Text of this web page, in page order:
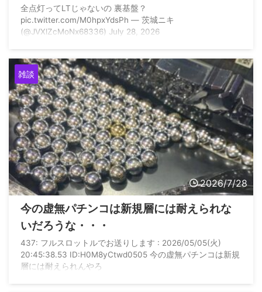
ッコまれる
全点灯ってLTじゃないの 裏基盤？
pic.twitter.com/M0hpxYdsPh — 茨城ニキ
(@JVXlZcMoNx68336) July 28, 2026
雑談
2026/7/28
今の虚無パチンコは新規層には耐えられな
いだろうな・・・
437: フルスロットルでお送りします : 2026/05/05(火)
20:45:38.53 ID:H0M8yCtwd0505 今の虚無パチンコは新規
層には耐えられんやろ